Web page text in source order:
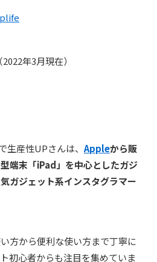
年3月現在）
生産性UPさんは、 Appleから販
端末「iPad」を中心としたガジ
ガジェット系インスタグラマー
方から便利な使い方まで丁寧に
初心者からも注目を集めていま